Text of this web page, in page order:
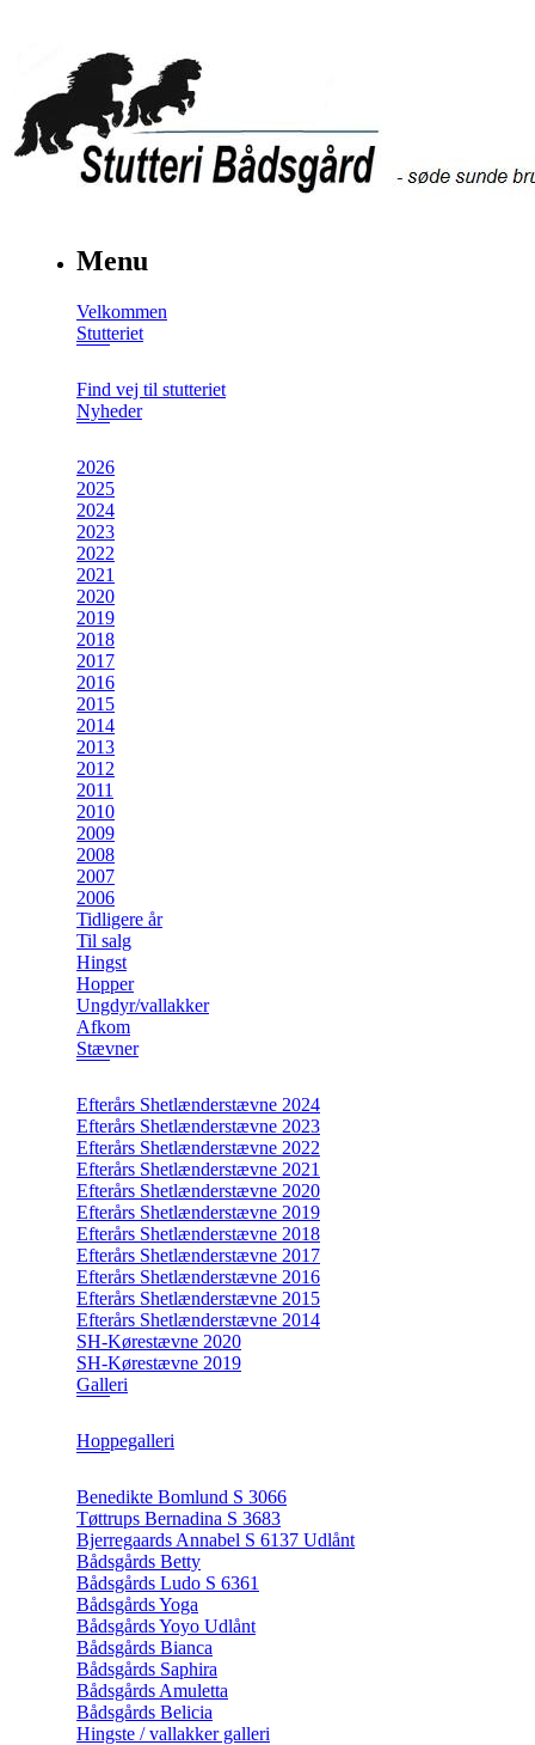
Menu
Velkommen
Stutteriet
Find vej til stutteriet
Nyheder
2026
2025
2024
2023
2022
2021
2020
2019
2018
2017
2016
2015
2014
2013
2012
2011
2010
2009
2008
2007
2006
Tidligere år
Til salg
Hingst
Hopper
Ungdyr/vallakker
Afkom
Stævner
Efterårs Shetlænderstævne 2024
Efterårs Shetlænderstævne 2023
Efterårs Shetlænderstævne 2022
Efterårs Shetlænderstævne 2021
Efterårs Shetlænderstævne 2020
Efterårs Shetlænderstævne 2019
Efterårs Shetlænderstævne 2018
Efterårs Shetlænderstævne 2017
Efterårs Shetlænderstævne 2016
Efterårs Shetlænderstævne 2015
Efterårs Shetlænderstævne 2014
SH-Kørestævne 2020
SH-Kørestævne 2019
Galleri
Hoppegalleri
Benedikte Bomlund S 3066
Tøttrups Bernadina S 3683
Bjerregaards Annabel S 6137 Udlånt
Bådsgårds Betty
Bådsgårds Ludo S 6361
Bådsgårds Yoga
Bådsgårds Yoyo Udlånt
Bådsgårds Bianca
Bådsgårds Saphira
Bådsgårds Amuletta
Bådsgårds Belicia
Hingste / vallakker galleri